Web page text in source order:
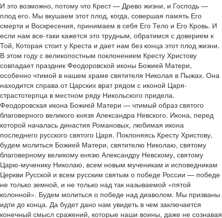
И это возможно, потому что Крест — Древо жизни, и Господь —
плод его. Мы вкушаем этот плод, когда, совершая память Его
смерти и Воскресения, принимаем в себя Его Тело и Его Кровь. И
если нам все-таки кажется это трудным, обратимся с доверием к
Той, Которая стоит у Креста и дает нам без конца этот плод жизни.
В этом году с великопостным поклонением Кресту Христову
совпадает праздник Феодоровской иконы Божией Матери,
особенно чтимой в нашем храме святителя Николая в Пыжах. Она
находится справа от Царских врат рядом с иконой Царя-
страстотерпца в местном ряду Никольского придела.
Феодоровская икона Божией Матери — чтимый образ святого
благоверного великого князя Александра Невского. Икона, перед
которой началась династия Романовых, любимая икона
последнего русского святого Царя. Поклоняясь Кресту Христову,
будем молиться Божией Матери, святителю Николаю, святому
благоверному великому князю Александру Невскому, святому
Царю-мученику Николаю, всем новым мученикам и исповедникам
Церкви Русской и всем русским святым о победе России — победе
не только земной, и не только над так называемой «пятой
колонной». Будем молиться о победе над диаволом. Мы призваны
идти до конца. Да будет дано нам увидеть в чем заключается
конечный смысл сражений, которые наши воины, даже не сознавая